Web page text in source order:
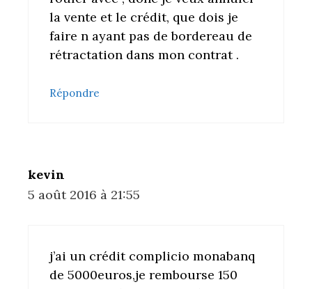
la vente et le crédit, que dois je
faire n ayant pas de bordereau de
rétractation dans mon contrat .
Répondre
kevin
5 août 2016 à 21:55
j’ai un crédit complicio monabanq
de 5000euros,je rembourse 150